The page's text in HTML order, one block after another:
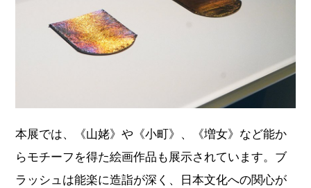
本展では、《山姥》や《小町》、《増女》など能か
らモチーフを得た絵画作品も展示されています。ブ
ラッシュは能楽に造詣が深く、日本文化への関心が